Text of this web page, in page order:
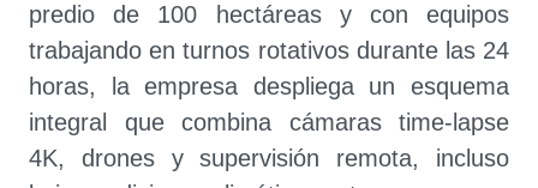
predio de 100 hectáreas y con equipos
trabajando en turnos rotativos durante las 24
horas, la empresa despliega un esquema
integral que combina cámaras time-lapse
4K, drones y supervisión remota, incluso